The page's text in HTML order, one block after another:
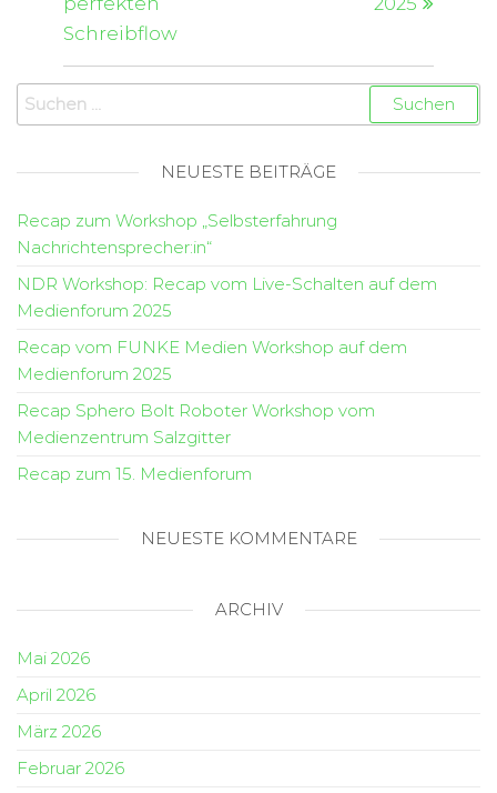
Schreibflow
NEUESTE BEITRÄGE
Recap zum Workshop „Selbsterfahrung
Nachrichtensprecher:in“
NDR Workshop: Recap vom Live-Schalten auf dem
Medienforum 2025
Recap vom FUNKE Medien Workshop auf dem
Medienforum 2025
Recap Sphero Bolt Roboter Workshop vom
Medienzentrum Salzgitter
Recap zum 15. Medienforum
NEUESTE KOMMENTARE
ARCHIV
Mai 2026
April 2026
März 2026
Februar 2026